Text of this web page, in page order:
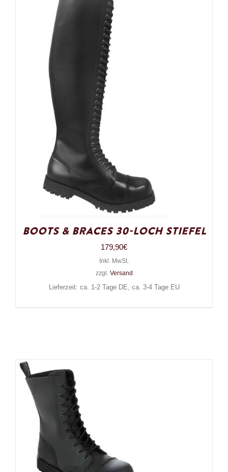
Boots & Braces 30-Loch Stiefel
179,90€
Inkl. MwSt.
zzgl. Versand
Lieferzeit: ca. 1-2 Tage DE, ca. 3-4 Tage EU